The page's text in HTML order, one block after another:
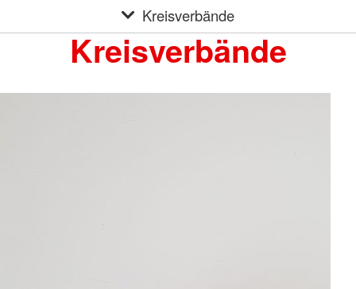
Kreisverbände
Kreisverbände